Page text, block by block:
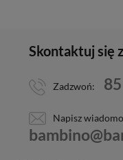
Skontaktuj się
Zadzwoń:
Napisz